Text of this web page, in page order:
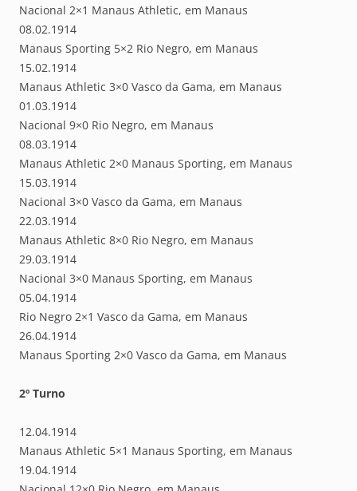
Nacional 2×1 Manaus Athletic, em Manaus
08.02.1914
Manaus Sporting 5×2 Rio Negro, em Manaus
15.02.1914
Manaus Athletic 3×0 Vasco da Gama, em Manaus
01.03.1914
Nacional 9×0 Rio Negro, em Manaus
08.03.1914
Manaus Athletic 2×0 Manaus Sporting, em Manaus
15.03.1914
Nacional 3×0 Vasco da Gama, em Manaus
22.03.1914
Manaus Athletic 8×0 Rio Negro, em Manaus
29.03.1914
Nacional 3×0 Manaus Sporting, em Manaus
05.04.1914
Rio Negro 2×1 Vasco da Gama, em Manaus
26.04.1914
Manaus Sporting 2×0 Vasco da Gama, em Manaus
2º Turno
12.04.1914
Manaus Athletic 5×1 Manaus Sporting, em Manaus
19.04.1914